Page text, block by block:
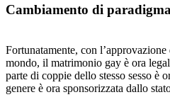
Cambiamento di
Fortunatamente, con
mondo, il matrimonio gay è ora
parte di coppie dello stesso sesso è
genere è ora sponsorizzata dallo